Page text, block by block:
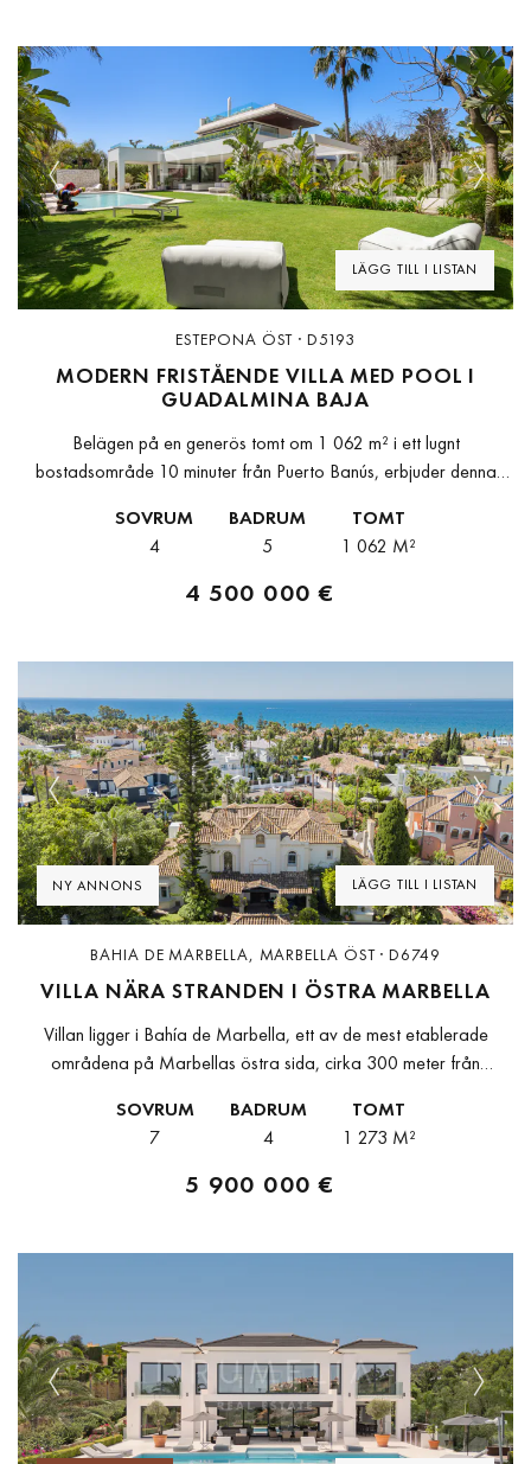
LÄGG TILL I LISTAN
Previous Next
ESTEPONA ÖST · D5193
MODERN FRISTÅENDE VILLA MED POOL I
GUADALMINA BAJA
Belägen på en generös tomt om 1 062 m² i ett lugnt
bostadsområde 10 minuter från Puerto Banús, erbjuder denna
arkitektur, lummiga...
SOVRUM
4
BADRUM
5
TOMT
1 062 M²
4 500 000 €
LÄGG TILL I LISTAN
Previous Next
NY ANNONS
BAHIA DE MARBELLA, MARBELLA ÖST · D6749
VILLA NÄRA STRANDEN I ÖSTRA MARBELLA
Villan ligger i Bahía de Marbella, ett av de mest etablerade
områdena på Marbellas östra sida, cirka 300 meter från
SOVRUM
7
BADRUM
4
TOMT
1 273 M²
5 900 000 €
Previous Next